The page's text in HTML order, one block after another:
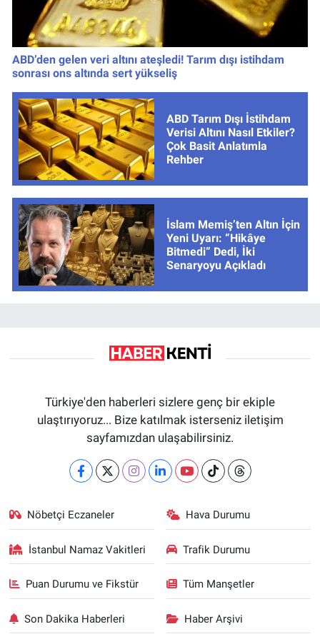
ABD’den gelen veri altını ateşledi! Tarım dışı istihdam
sonrası ons altında sert yükseliş
ABD Tarım Dışı İstihdam
Verisi Altını Nasıl Etkiler?
Çok Basit Anlatımla
Rehber
İslam Memiş’ten Altın İçin
Yeni Uyarı: “Hikâye
Bitmedi” Dedi, İki
Senaryoyu Açıkladı
Türkiye'den haberleri sizlere genç bir ekiple
ulaştırıyoruz... Bize katılmak isterseniz iletişim
sayfamızdan ulaşabilirsiniz.
Nöbetçi Eczaneler Hava Durumu
İstanbul Namaz Vakitleri Trafik Durumu
Puan Durumu ve Fikstür Tüm Manşetler
Son Dakika Haberleri Haber Arşivi